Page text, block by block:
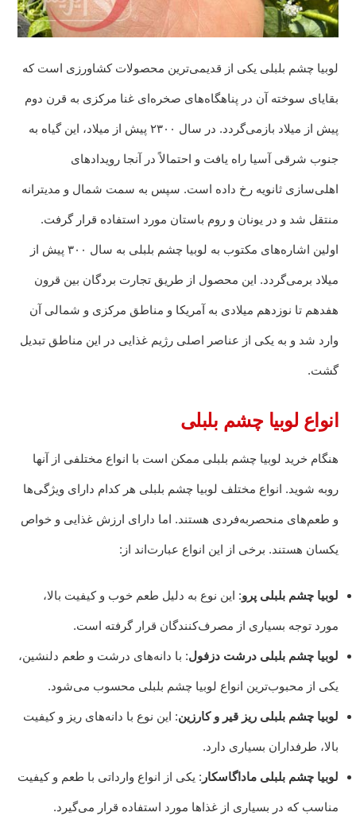
لوبیا چشم بلبلی یکی از قدیمی‌ترین محصولات کشاورزی است که
بقایای سوخته آن در پناهگاه‌های صخره‌ای غنا مرکزی به قرن دوم
پیش از میلاد بازمی‌گردد. در سال ۲۳۰۰ پیش از میلاد، این گیاه به
جنوب شرقی آسیا راه یافت و احتمالاً در آنجا رویدادهای
اهلی‌سازی ثانویه رخ داده است. سپس به سمت شمال و مدیترانه
منتقل شد و در یونان و روم باستان مورد استفاده قرار گرفت.
اولین اشاره‌های مکتوب به لوبیا چشم بلبلی به سال ۳۰۰ پیش از
میلاد برمی‌گردد. این محصول از طریق تجارت بردگان بین قرون
هفدهم تا نوزدهم میلادی به آمریکا و مناطق مرکزی و شمالی آن
وارد شد و به یکی از عناصر اصلی رژیم غذایی در این مناطق تبدیل
گشت.
انواع لوبیا چشم بلبلی
هنگام خرید لوبیا چشم بلبلی ممکن است با انواع مختلفی از آنها
روبه شوید. انواع مختلف لوبیا چشم بلبلی هر کدام دارای ویژگی‌ها
و طعم‌های منحصربه‌فردی هستند. اما دارای ارزش غذایی و خواص
یکسان هستند. برخی از این انواع عبارت‌اند از:
لوبیا چشم بلبلی پرو: این نوع به دلیل طعم خوب و کیفیت بالا،
مورد توجه بسیاری از مصرف‌کنندگان قرار گرفته است.
لوبیا چشم بلبلی درشت دزفول: با دانه‌های درشت و طعم دلنشین،
یکی از محبوب‌ترین انواع لوبیا چشم بلبلی محسوب می‌شود.
لوبیا چشم بلبلی ریز قیر و کارزین: این نوع با دانه‌های ریز و کیفیت
بالا، طرفداران بسیاری دارد.
لوبیا چشم بلبلی ماداگاسکار : یکی از انواع وارداتی با طعم و کیفیت
مناسب که در بسیاری از غذاها مورد استفاده قرار می‌گیرد.